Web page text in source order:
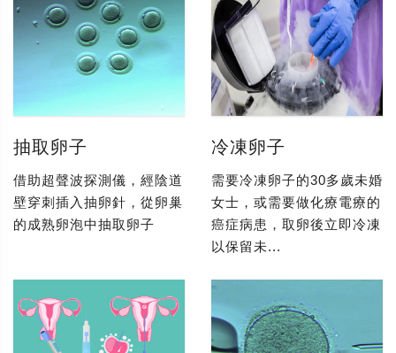
抽取卵子
借助超聲波探測儀，經陰道
壁穿刺插入抽卵針，從卵巢
的成熟卵泡中抽取卵子
冷凍卵子
需要冷凍卵子的30多歲未婚
女士，或需要做化療電療的
癌症病患，取卵後立即冷凍
以保留未...